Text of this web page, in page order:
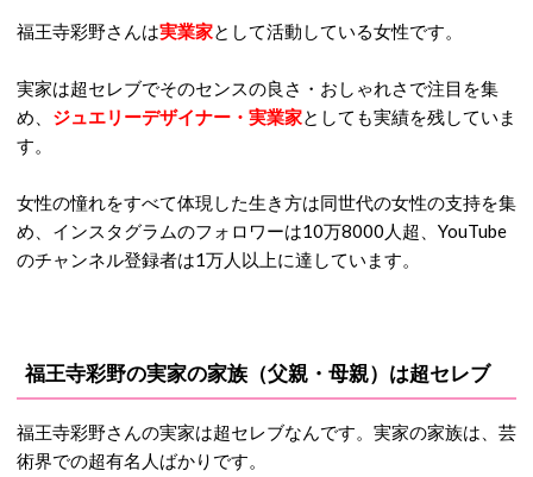
福王寺彩野さんは実業家として活動している女性です。
実家は超セレブでそのセンスの良さ・おしゃれさで注目を集
め、 ジュエリーデザイナー・実業家としても実績を残していま
す。
女性の憧れをすべて体現した生き方は同世代の女性の支持を集
め、インスタグラムのフォロワーは10万8000人超、YouTube
のチャンネル登録者は1万人以上に達しています。
福王寺彩野の実家の家族（父親・母親）は超セレブ
福王寺彩野さんの実家は超セレブなんです。実家の家族は、芸
術界での超有名人ばかりです。